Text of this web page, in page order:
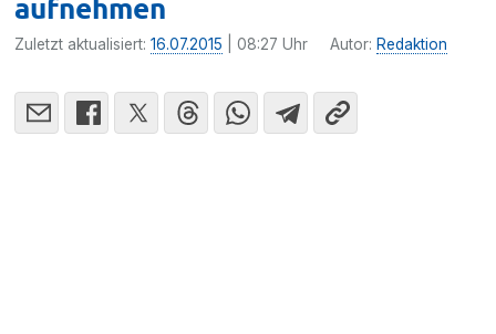
Zuletzt aktualisiert:16.07.2015 | 08:27 Uhr Autor: Redaktion